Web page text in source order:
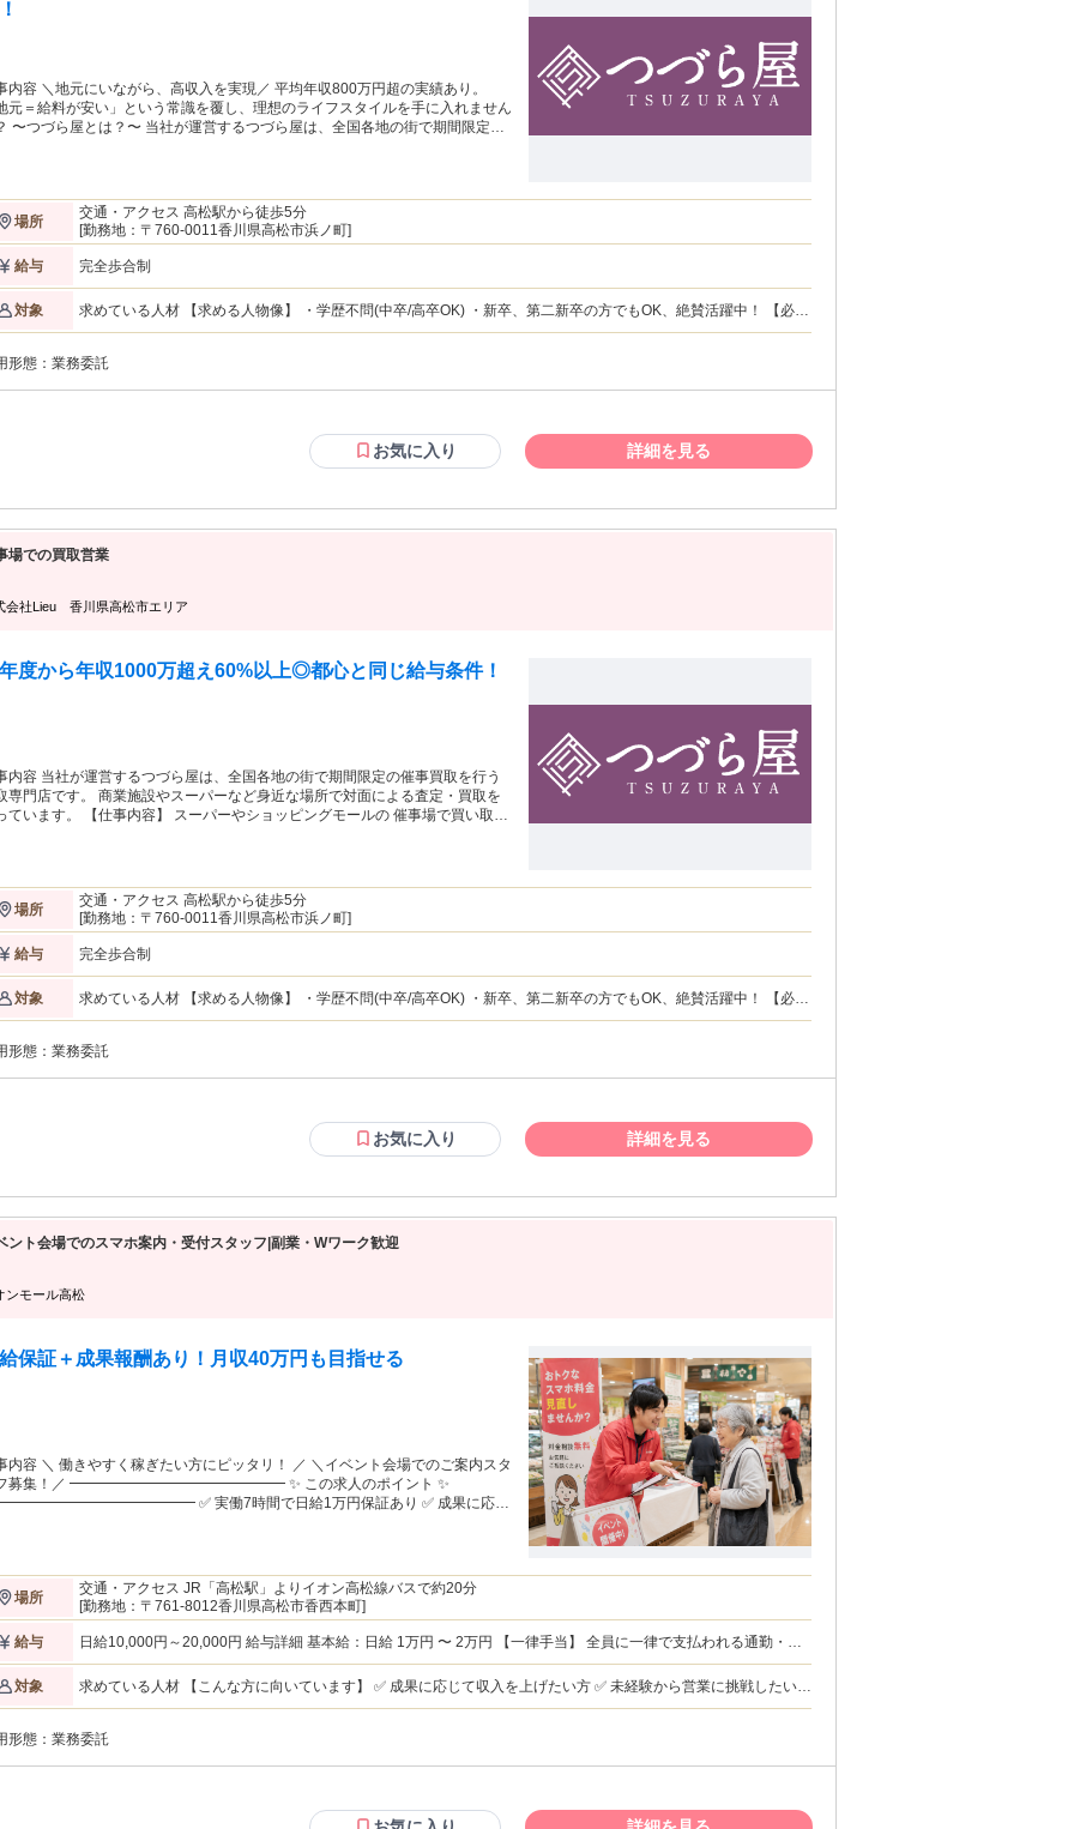
内容 ＼地元にいながら、高収入を実現／ 平均年収800万円超の実績あり。
元＝給料が安い」という常識を覆し、理想のライフスタイルを手に入れません
間限定の
厚生の良さで選ばれる環境 【お仕事はシンプル】 ☆イベントの集客・
ブランド品の査定・買取 ☆広告企画 など 扱うのは、 使わなくなったブラン
や趣味のアイテム。 「売りたい」と思っているお客様への対応がメインで
ーム／組織構成】 ★20〜
食や販売、営業などさまざま。 異業種からの転職でも、しっかり活躍できる
り稼げる制度があること」や 「無理なく働ける環境」に惹か
入社したメンバーも多くいます。
場所
交通・アクセス 高松駅から徒歩5分
[勤務地：〒760-0011香川県高松市浜ノ町]
給与 完全歩合制
対象
求めている人材 【求める人物像】 ・学歴不問(中卒/高卒OK) ・新卒、第二新卒の方でもOK、絶賛活躍中！ 【必須
神がある方 【活かしていただけるご経験】 ※必須ではありません ・個人営業、法人営業、不動産営業問わず、
形態： 業務委託
お気に入り 詳細を見る
場での買取営業
会社Lieu 香川県高松市エリア
度から年収1000万超え60%以上◎都心と同じ給与条件！
内容 当社が運営するつづら屋は、全国各地の街で期間限定の催事買取を行う
専門店です。 商業施設やスーパーなど身近な場所で対面による査定・買取を
事内容】 スーパーやショッピングモールの 催事場で買い取り
代の若手や女性も多数活躍中！ 【仕事の流れ】 1.（催事場での業務がない
）ビラ配りを行うことで 催事場でのイベントがあることを知ってもらえるよ
します。 2.催事場での業務 会場に持ち込まれた品物の査定と買取りをお願い
って最善のご提案を ～ ただただお品物を買い取るだけでな
もる所もあるので、 最初から○○円くらいで 提示してくれるお店は信用できま
定に出すだけでも良いと思いま
アリングしたうえで より良い提案をしな
買取を行っています◎
場所
交通・アクセス 高松駅から徒歩5分
[勤務地：〒760-0011香川県高松市浜ノ町]
給与 完全歩合制
対象
求めている人材 【求める人物像】 ・学歴不問(中卒/高卒OK) ・新卒、第二新卒の方でもOK、絶賛活躍中！ 【必須
神がある方 【活かしていただけるご経験】 ※必須ではありません ・個人営業、法人営業、不動産営業問わず、
形態： 業務委託
お気に入り 詳細を見る
ント会場でのスマホ案内・受付スタッフ|副業・Wワーク歓迎
ンモール高松
保証＋成果報酬あり！月収40万円も目指せる
内容 ＼ 働きやすく稼ぎたい方にピッタリ！ ／ ＼イベント会場でのご案内スタ
✨ この求人のポイント ✨
✅ 実働7時間で日給1万円保証あり ✅ 成果に応じ
相談も可能 ━━━━━━━━━━━━━━━ 仕事内容
ショッピングモールやスーパーで開催されるイ
ブースで、お客様へのご案内をお願いします。 特にスーパーではシニア世
お客様が多く、 「料金を見直したい」 「もっと安くならないかな？」 と気軽
お客様のお困りごとを伺いながら、最適なプランをご案内するスタイルで
困ったことがあればすぐ先輩に
具体的には】 ・イベントブースの準備 ・抽選会やキャンペーン
案内 ・受付・席へのご案内 ・スマホ料金のお悩みヒアリング ・キャンペーン
や案内業務からスタートします。 いきなり一人で契約を取るような働き方で
場所
交通・アクセス JR「高松駅」よりイオン高松線バスで約20分
[勤務地：〒761-8012香川県高松市香西本町]
給与
日給10,000円～20,000円 給与詳細 基本給：日給 1万円 〜 2万円 【一律手当】 全員に一律で支払われる通勤・皆
に応じて報酬アップあり ※報酬はスキル・成果・稼働日数・獲得件数をもとに決定します。
対象
求めている人材 【こんな方に向いています】 ✅ 成果に応じて収入を上げたい方 ✅ 未経験から営業に挑戦したい方
・人と話すことに抵抗がない方 ・中四国エリアのイベント会場での稼働に対応できる方 ・土日祝を含む稼働に対
店での販売経験がある方 ・将来的にマネジメントに挑戦したい方 ━━━━━━━━━━━━━━━ サポート体制
形態： 業務委託